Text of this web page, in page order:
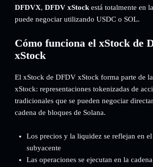
DFDVX, DFDV xStock está totalmente en
puede negociar utilizando USDC o SOL.
Cómo funciona el xStock de
xStock
El xStock de DFDV xStock forma parte de
xStock: representaciones tokenizadas de
tradicionales que se pueden negociar
cadena de bloques de Solana.
Los precios y la liquidez se reflejan en el
subyacente
Las operaciones se ejecutan en la